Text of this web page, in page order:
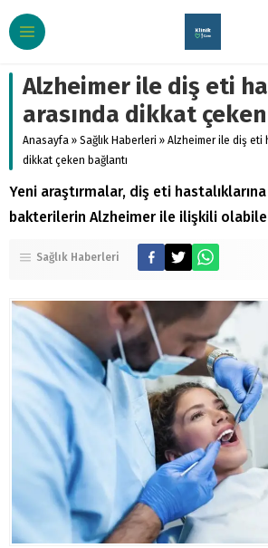
Alzheimer ile diş eti
arasında dikkat
Anasayfa » Sağlık Haberleri » Alzheimer ile diş eti
dikkat çeken bağlantı
Yeni araştırmalar, diş eti
bakterilerin Alzheimer ile ilişkili
Sağlık Haberleri